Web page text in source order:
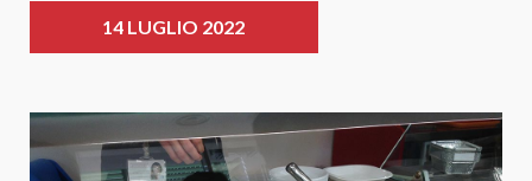
14 LUGLIO 2022